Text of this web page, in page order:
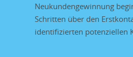
Neukundengewinnung
Schritten über den
identifizierten potenziellen